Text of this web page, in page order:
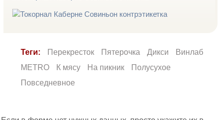
Теги: Перекресток Пятерочка Дикси
Винлаб
METRO
К мясу На пикник
Полусухое
Повседневное